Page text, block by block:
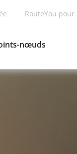
RouteYou
nœuds